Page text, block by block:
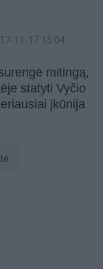
11-17 15:04
mitingą,
statyti Vyčio
įkūnija